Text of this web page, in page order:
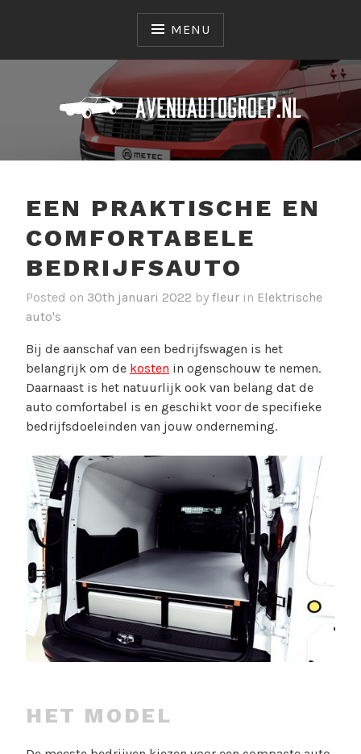
MENU
AVENUAUTOGROEP.NL
Alles over auto's!
EEN PRAKTISCHE EN
COMFORTABELE
BEDRIJFSAUTO
Posted on 30th januari 2022 by fleur in Elektrische
auto's
Bij de aanschaf van een bedrijfswagen is het
belangrijk om de kosten in ogenschouw te nemen.
Daarnaast is het natuurlijk ook van belang dat de
auto comfortabel is en geschikt voor de specifieke
bedrijfsdoeleinden van jouw onderneming.
HET MODEL